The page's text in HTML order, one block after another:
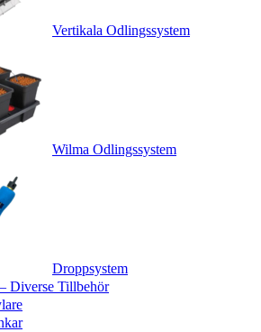
Vertikala Odlingssystem
Wilma Odlingssystem
Droppsystem
Diverse Tillbehör